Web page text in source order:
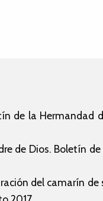
de la Hermandad
de Dios. Boletín de
del camarín de